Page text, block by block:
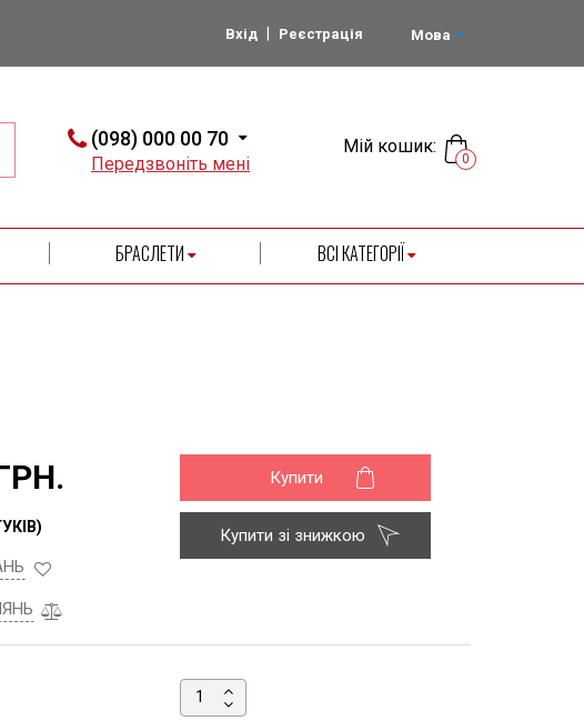
Вхід| Реєстрація Мова
(098) 000 00 70
Передзвоніть мені
Мій кошик:
0
БРАСЛЕТИ ВСІ КАТЕГОРІЇ
)
Купити
Купити зі знижкою